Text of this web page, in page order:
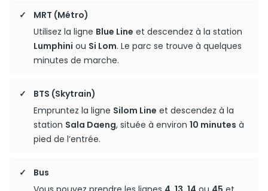
MRT (Métro)
Utilisez la ligne Blue Line et descendez à la station
Lumphini ou Si Lom. Le parc se trouve à quelques
minutes de marche.
BTS (Skytrain)
Empruntez la ligne Silom Line et descendez à la
station Sala Daeng, située à environ 10 minutes à
pied de l’entrée.
Bus